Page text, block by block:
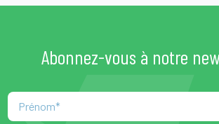
Abonnez-vous à notre